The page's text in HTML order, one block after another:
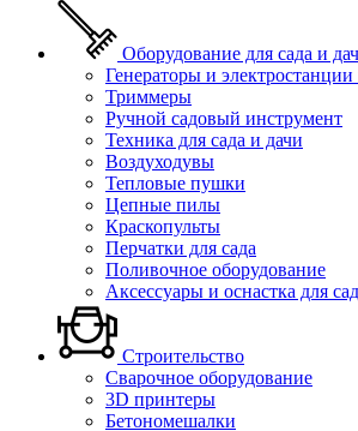
Оборудование для сада и
Генераторы и
Триммеры
Ручной садовый инструмент
Техника для сада и дачи
Воздуходувы
Тепловые пушки
Цепные пилы
Краскопульты
Перчатки для сада
Поливочное оборудование
Аксессуары и оснастка для
Строительство
Сварочное оборудование
3D принтеры
Бетономешалки